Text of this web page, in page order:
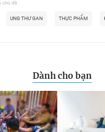
chủ đề
UNG THƯ GAN THỰC PHẨM